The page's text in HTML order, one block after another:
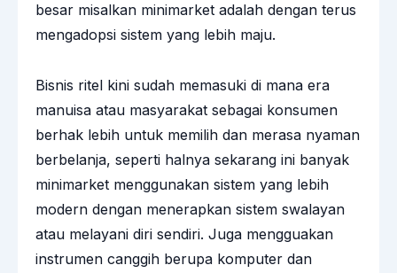
besar misalkan minimarket adalah dengan terus
mengadopsi sistem yang lebih maju.
Bisnis ritel kini sudah memasuki di mana era
manuisa atau masyarakat sebagai konsumen
berhak lebih untuk memilih dan merasa nyaman
berbelanja, seperti halnya sekarang ini banyak
minimarket menggunakan sistem yang lebih
modern dengan menerapkan sistem swalayan
atau melayani diri sendiri. Juga mengguakan
instrumen canggih berupa komputer dan